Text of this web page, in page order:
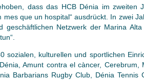
dass das HCB Dénia im zweiten
mes que un hospital“ ausdrückt. In zwei
geschäftlichen Netzwerk der Marina
kulturellen und sportlichen
Amunt contra el càncer, Cerebrum,
Barbarians Rugby Club, Dénia Tennis